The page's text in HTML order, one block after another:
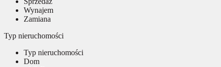
Wynajem
Zamiana
Typ nieruchomości
Typ nieruchomości
Dom